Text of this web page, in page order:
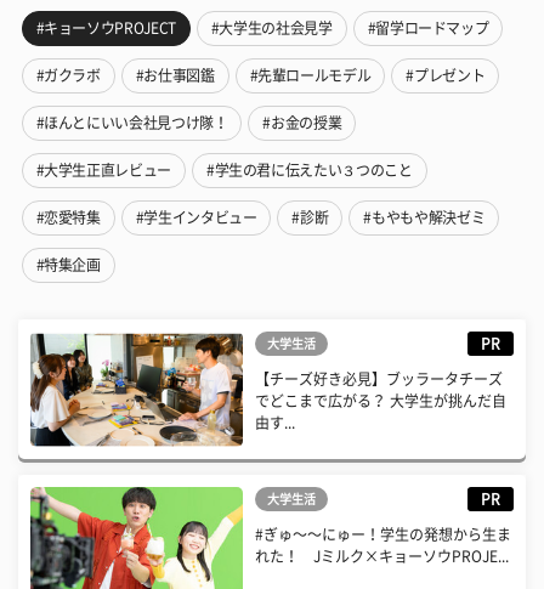
#キョーソウPROJECT #大学生の社会見学 #留学ロードマップ
#ガクラボ #お仕事図鑑 #先輩ロールモデル #プレゼント
#ほんとにいい会社見つけ隊！ #お金の授業
#大学生正直レビュー #学生の君に伝えたい３つのこと
#恋愛特集 #学生インタビュー #診断 #もやもや解決ゼミ
#特集企画
大学生活 PR
【チーズ好き必見】ブッラータチーズ
でどこまで広がる？ 大学生が挑んだ自
由す...
大学生活 PR
#ぎゅ〜〜にゅー！学生の発想から生ま
れた！ Jミルク×キョーソウPROJE...